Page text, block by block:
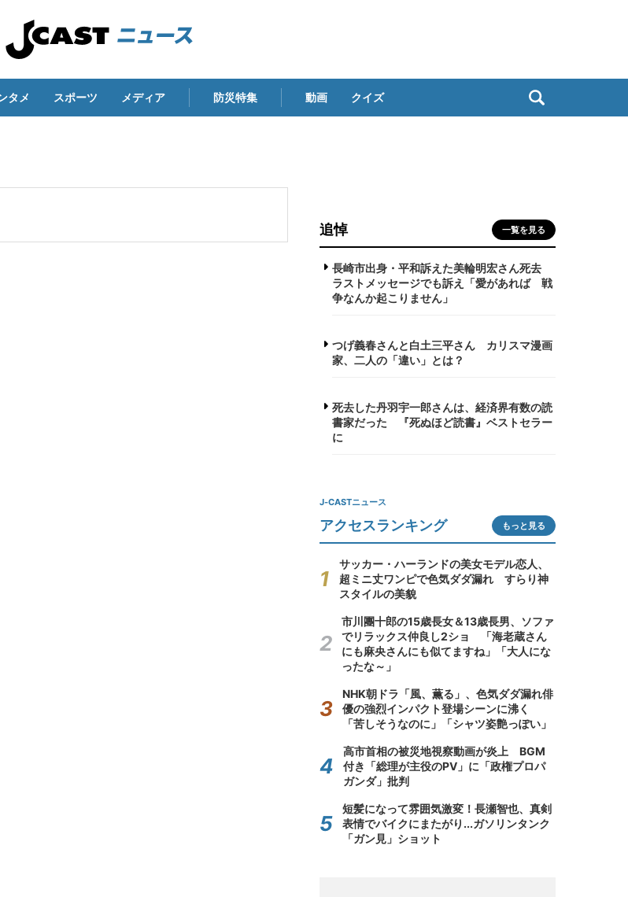
タメ スポーツ メディア 防災特集 動画 クイズ
追悼 一覧を見る
長崎市出身・平和訴えた美輪明宏さん死去
ラストメッセージでも訴え「愛があれば 戦
争なんか起こりません」
つげ義春さんと白土三平さん カリスマ漫画
家、二人の「違い」とは？
死去した丹羽宇一郎さんは、経済界有数の読
書家だった 『死ぬほど読書』ベストセラー
に
J-CASTニュース
アクセスランキング もっと見る
サッカー・ハーランドの美女モデル恋人、
超ミニ丈ワンピで色気ダダ漏れ すらり神
スタイルの美貌
市川團十郎の15歳長女＆13歳長男、ソファ
でリラックス仲良し2ショ 「海老蔵さん
にも麻央さんにも似てますね」「大人にな
ったな～」
NHK朝ドラ「風、薫る」、色気ダダ漏れ俳
優の強烈インパクト登場シーンに沸く
「苦しそうなのに」「シャツ姿艶っぽい」
高市首相の被災地視察動画が炎上 BGM
付き「総理が主役のPV」に「政権プロパ
ガンダ」批判
短髪になって雰囲気激変！長瀬智也、真剣
表情でバイクにまたがり...ガソリンタンク
「ガン見」ショット